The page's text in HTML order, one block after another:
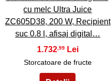
cu melc Ultra Juice
ZC605D38, 200 W, Recipient
suc 0.8 l, afisaj digital…
1.732,99
Storcatoare de fructe